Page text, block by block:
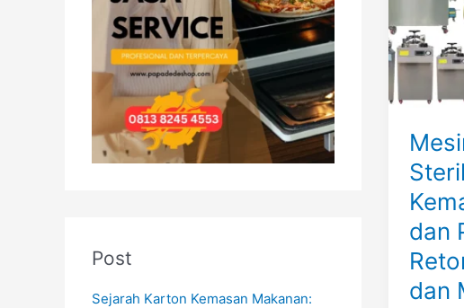
Post
Sejarah Karton Kemasan Makanan:
dan
dan
Kaleng
dan
Pouch
Retort
Makanan